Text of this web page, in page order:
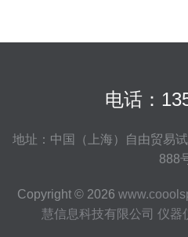
电话：
地址：中国（上海）自由贸易
888
Copyright © 2026
慧信息科技有限公司 仪器